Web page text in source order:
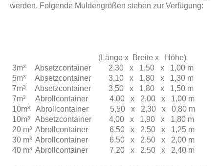
werden. Folgende Muldengrößen stehen zur Verfügung:
(Länge x Breite x Höhe)
3m³ Absetzcontainer 2,30 x 1,50 x 1,00 m
5m³ Absetzcontainer 3,10 x 1,80 x 1,30 m
7m³ Absetzcontainer 3,50 x 1,80 x 1,50 m
7m³ Abrollcontainer 4,00 x 2,00 x 1,00 m
10m³ Abrollcontainer 5,50 x 2,30 x 0,80 m
10m³ Absetzcontainer 4,00 x 1,90 x 1,80 m
20 m³ Abrollcontainer 6,50 x 2,50 x 1,25 m
30 m³ Abrollcontainer 6,50 x 2,50 x 2,00 m
40 m³ Abrollcontainer 7,20 x 2,50 x 2,40 m